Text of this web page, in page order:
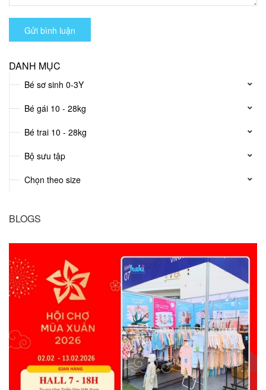
DANH MỤC
Bé sơ sinh 0-3Y
Bé gái 10 - 28kg
Bé trai 10 - 28kg
Bộ sưu tập
Chọn theo size
BLOGS
Gửi bình luận